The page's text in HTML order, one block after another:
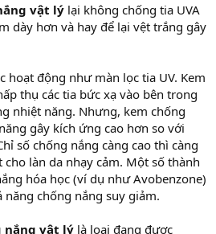
vật lý lại không chống tia UVA
dày hơn và hay để lại vệt trắng gây
hoạt động như màn lọc tia UV. Kem
thụ các tia bức xạ vào bên trong
nhiệt năng. Nhưng, kem chống
gây kích ứng cao hơn so với
số chống nắng càng cao thì càng
làn da nhạy cảm. Một số thành
hóa học (ví dụ như Avobenzone)
chống nắng suy giảm.
nắng vật lý là loại đang được